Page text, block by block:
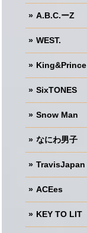
A.B.C.ーZ
WEST.
King&Prince
SixTONES
Snow Man
なにわ男子
TravisJapan
ACEes
KEY TO LIT